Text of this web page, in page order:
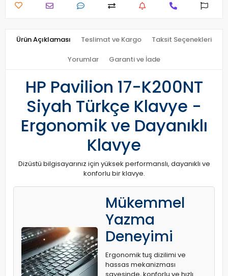
Ürün Açıklaması Teslimat ve Kargo Taksit Seçenekleri
Yorumlar Garanti ve İade
HP Pavilion 17-K200NT
Siyah Türkçe Klavye -
Ergonomik ve Dayanıklı
Klavye
Dizüstü bilgisayarınız için yüksek performanslı, dayanıklı ve
konforlu bir klavye.
Mükemmel
Yazma
Deneyimi
Ergonomik tuş dizilimi ve
hassas mekanizması